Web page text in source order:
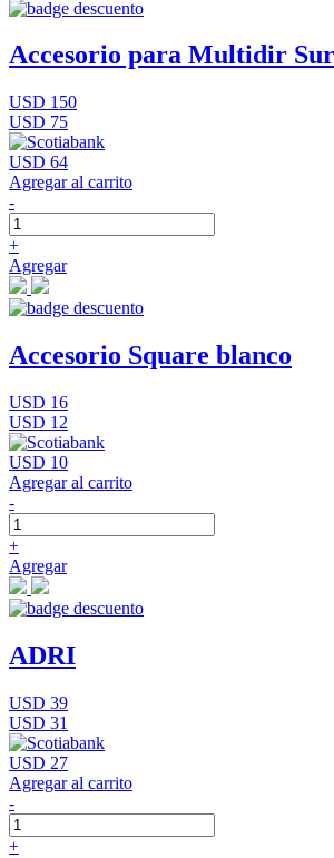
Accesorio para Multidir
USD 150
USD 75
USD 64
Agregar al carrito
-
+
Agregar
Accesorio Square blanco
USD 16
USD 12
USD 10
Agregar al carrito
-
+
Agregar
ADRI
USD 39
USD 31
USD 27
Agregar al carrito
-
+